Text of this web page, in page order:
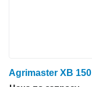
Agrimaster XB 150